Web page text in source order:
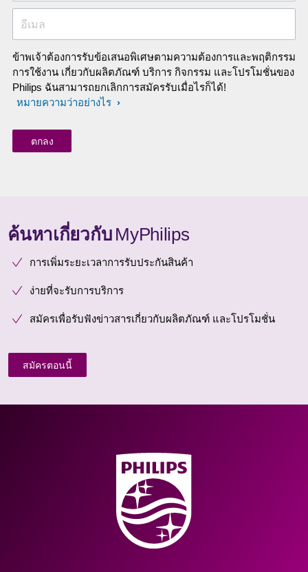
อีเมล
ข้าพเจ้าต้องการรับข้อเสนอพิเศษตามความต้องการและพฤติกรรม
การใช้งาน เกี่ยวกับผลิตภัณฑ์ บริการ กิจกรรม และโปรโมชั่นของ
Philips ฉันสามารถยกเลิกการสมัครรับเมื่อไรก็ได้!
หมายความว่าอย่างไร
ค้นหาเกี่ยวกับ MyPhilips
การเพิ่มระยะเวลาการรับประกันสินค้า
ง่ายที่จะรับการบริการ
สมัครเพื่อรับฟังข่าวสารเกี่ยวกับผลิตภัณฑ์ และโปรโมชั่น
สมัครตอนนี้